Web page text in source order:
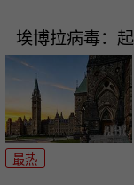
埃博拉病毒：
最热